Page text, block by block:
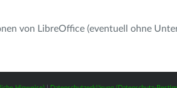
von LibreOffice (eventuell ohne